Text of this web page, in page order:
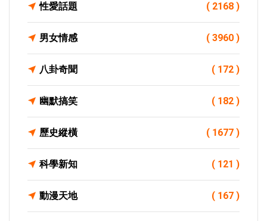
性愛話題 ( 2168 )
男女情感 ( 3960 )
八卦奇聞 ( 172 )
幽默搞笑 ( 182 )
歷史縱橫 ( 1677 )
科學新知 ( 121 )
動漫天地 ( 167 )